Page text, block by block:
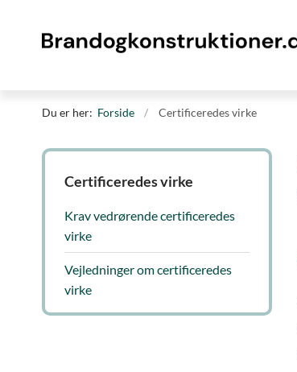
Du er her: Forside Certificeredes virke
Certificeredes virke
Krav vedrørende certificeredes
virke
Vejledninger om certificeredes
virke